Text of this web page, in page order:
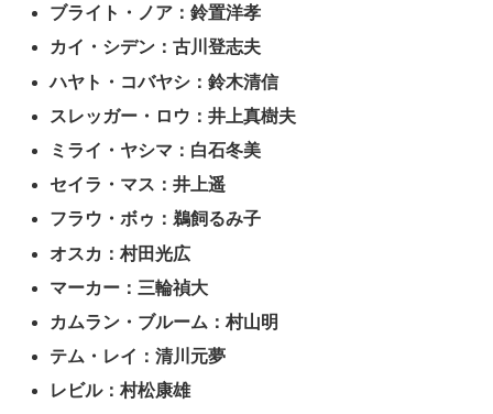
ブライト・ノア：鈴置洋孝
カイ・シデン：古川登志夫
ハヤト・コバヤシ：鈴木清信
スレッガー・ロウ：井上真樹夫
ミライ・ヤシマ：白石冬美
セイラ・マス：井上遥
フラウ・ボゥ：鵜飼るみ子
オスカ：村田光広
マーカー：三輪禎大
カムラン・ブルーム：村山明
テム・レイ：清川元夢
レビル：村松康雄